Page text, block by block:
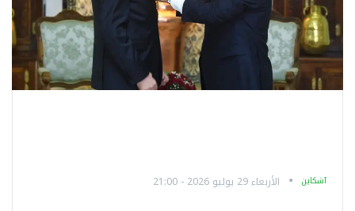
آشكاين الأربعاء 29 يوليو 2026 - 21:00